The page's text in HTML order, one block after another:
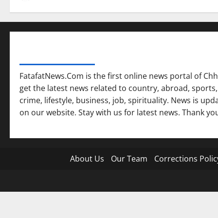
FatafatNews.Com is the first online news portal of
get the latest news related to country, abroad,
crime, lifestyle, business, job, spirituality. News is
on our website. Stay with us for latest news. Thank
About Us Our Team Corrections